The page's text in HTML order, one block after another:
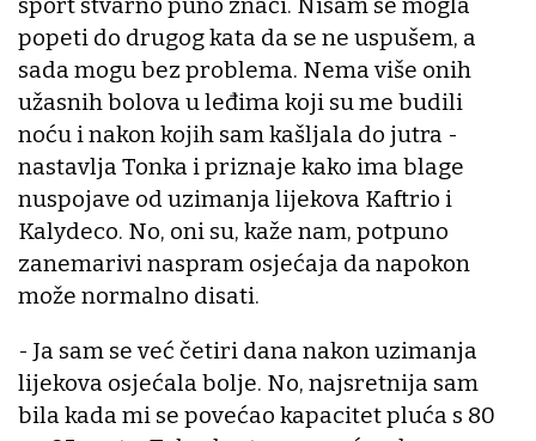
sport stvarno puno znači. Nisam se mogla
popeti do drugog kata da se ne uspušem, a
sada mogu bez problema. Nema više onih
užasnih bolova u leđima koji su me budili
noću i nakon kojih sam kašljala do jutra -
nastavlja Tonka i priznaje kako ima blage
nuspojave od uzimanja lijekova Kaftrio i
Kalydeco. No, oni su, kaže nam, potpuno
zanemarivi naspram osjećaja da napokon
može normalno disati.
- Ja sam se već četiri dana nakon uzimanja
lijekova osjećala bolje. No, najsretnija sam
bila kada mi se povećao kapacitet pluća s 80